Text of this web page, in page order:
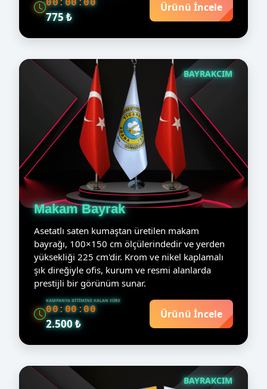
00:00:00
775 ₺
Ürünü İncele
BAYRAKCIM
Makam Bayrak
Asetatlı saten kumaştan üretilen makam
bayrağı, 100×150 cm ölçülerindedir ve yerden
yüksekliği 225 cm'dir. Krom ve nikel kaplamalı
şık direğiyle ofis, kurum ve resmi alanlarda
prestijli bir görünüm sunar.
KAMPANYA BITIMINE KALAN SÜRE
00:00:00
2.500 ₺
Ürünü İncele
BAYRAKCIM